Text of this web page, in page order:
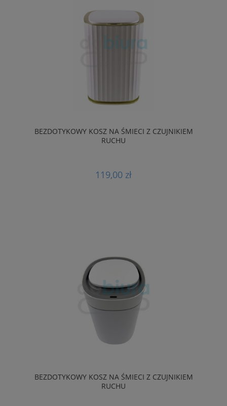
BEZDOTYKOWY KOSZ NA ŚMIECI Z CZUJNIKIEM
RUCHU
119,00 zł
BEZDOTYKOWY KOSZ NA ŚMIECI Z CZUJNIKIEM
RUCHU